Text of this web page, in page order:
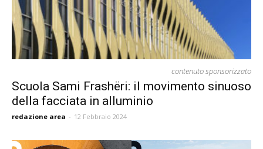
contenuto sponsorizzato
Scuola Sami Frashëri: il movimento sinuoso
della facciata in alluminio
redazione area - 12 Febbraio 2024